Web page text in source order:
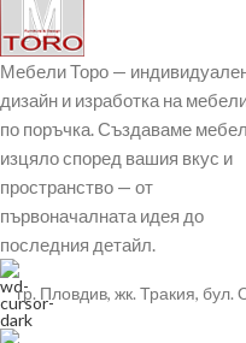
Мебели Торо —
дизайн и изработка на
по поръчка. Създаваме
изцяло според вашия вкус и
пространство — от
първоначалната идея до
последния детайл.
гр. Пловдив, жк. Тракия,